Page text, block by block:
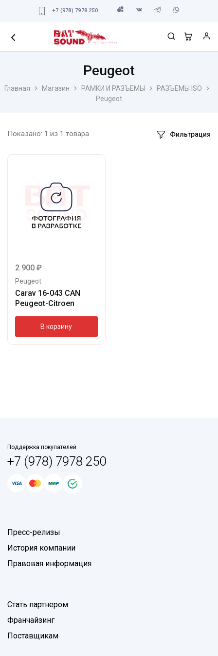
+7 (978) 7978 250
Главная Магазин РАМКИ И РАЗЪЕМЫ
РАЗЪЕМЫ ISO
Peugeot
Peugeot
Показано: 1 из 1 товара Фильтрация
2 900 ₽
Peugeot
Carav 16-043 CAN
Peugeot-Citroen
В корзину
Поддержка покупателей
+7 (978) 7978 250
Пресс-релизы
История компании
Правовая информация
Стать партнером
Франчайзинг
Поставщикам